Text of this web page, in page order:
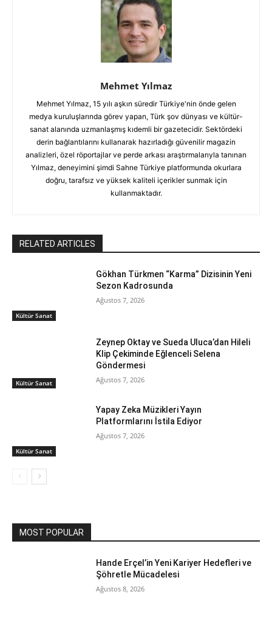
Mehmet Yılmaz
Mehmet Yılmaz, 15 yılı aşkın süredir Türkiye'nin önde gelen
medya kuruluşlarında görev yapan, Türk şov dünyası ve kültür-
sanat alanında uzmanlaşmış kıdemli bir gazetecidir. Sektördeki
derin bağlantılarını kullanarak hazırladığı güvenilir magazin
analizleri, özel röportajlar ve perde arkası araştırmalarıyla tanınan
Yılmaz, deneyimini şimdi Sahne Türkiye platformunda okurlara
doğru, tarafsız ve yüksek kaliteli içerikler sunmak için
kullanmaktadır.
RELATED ARTICLES
Kültür Sanat
Gökhan Türkmen “Karma” Dizisinin Yeni
Sezon Kadrosunda
Ağustos 7, 2026
Kültür Sanat
Zeynep Oktay ve Sueda Uluca’dan Hileli
Klip Çekiminde Eğlenceli Selena
Göndermesi
Ağustos 7, 2026
Kültür Sanat
Yapay Zeka Müzikleri Yayın
Platformlarını İstila Ediyor
Ağustos 7, 2026
MOST POPULAR
Hande Erçel’in Yeni Kariyer Hedefleri ve
Şöhretle Mücadelesi
Ağustos 8, 2026